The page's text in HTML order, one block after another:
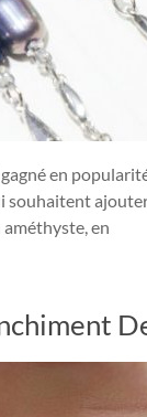
en
souhaitent
améthyste, en